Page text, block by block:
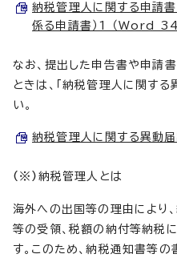
納税管理人に関する申請
係る申請書）1 （Word
なお、提出した申告書や申請
ときは、「納税管理人に関す
い。
納税管理人に関する異動
（※） 納税管理人とは
海外への出国等の理由により
等の受領、税額の納付等納税
す。このため、納税通知書等